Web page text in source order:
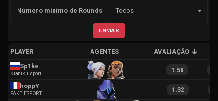
Número mínimo de Rounds Todos
ENVIAR
PLAYER AGENTES AVALIAÇÃO
Sp1ke
Klanik Esport
1.50
hoppY
FAKE ESPORT
1.32